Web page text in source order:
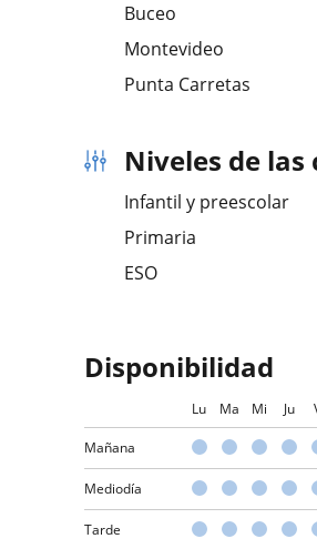
Buceo
Montevideo
Punta Carretas
Niveles de las
Infantil y preescolar
Primaria
ESO
Disponibilidad
Lu Ma Mi Ju
Mañana
Mediodía
Tarde